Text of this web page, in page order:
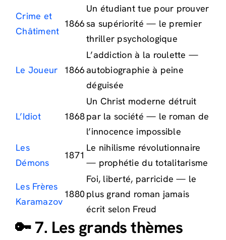
Crime et
Châtiment
1866
Un étudiant tue pour prouver
sa supériorité — le premier
thriller psychologique
Le Joueur 1866
L’addiction à la roulette —
autobiographie à peine
déguisée
L’Idiot 1868
Un Christ moderne détruit
par la société — le roman de
l’innocence impossible
Les
Démons
1871
Le nihilisme révolutionnaire
— prophétie du totalitarisme
Les Frères
Karamazov
1880
Foi, liberté, parricide — le
plus grand roman jamais
écrit selon Freud
🔑 7. Les grands thèmes